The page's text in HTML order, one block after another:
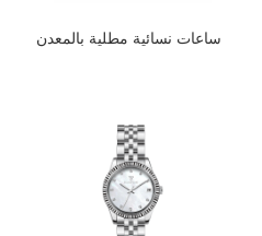
ساعات نسائية مطلية بالمعدن